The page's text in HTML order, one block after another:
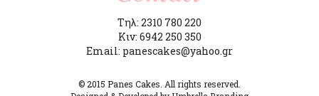
Τηλ: 2310 780 220
Κιν: 6942 250 350
Email: panescakes@yahoo.gr
© 2015 Panes Cakes. All rights reserved.